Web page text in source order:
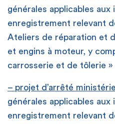
générales applicables aux
enregistrement relevant
Ateliers de réparation et
et engins à moteur, y
carrosserie et de tôlerie »
– projet d’arrêté ministériel
générales applicables aux
enregistrement relevant